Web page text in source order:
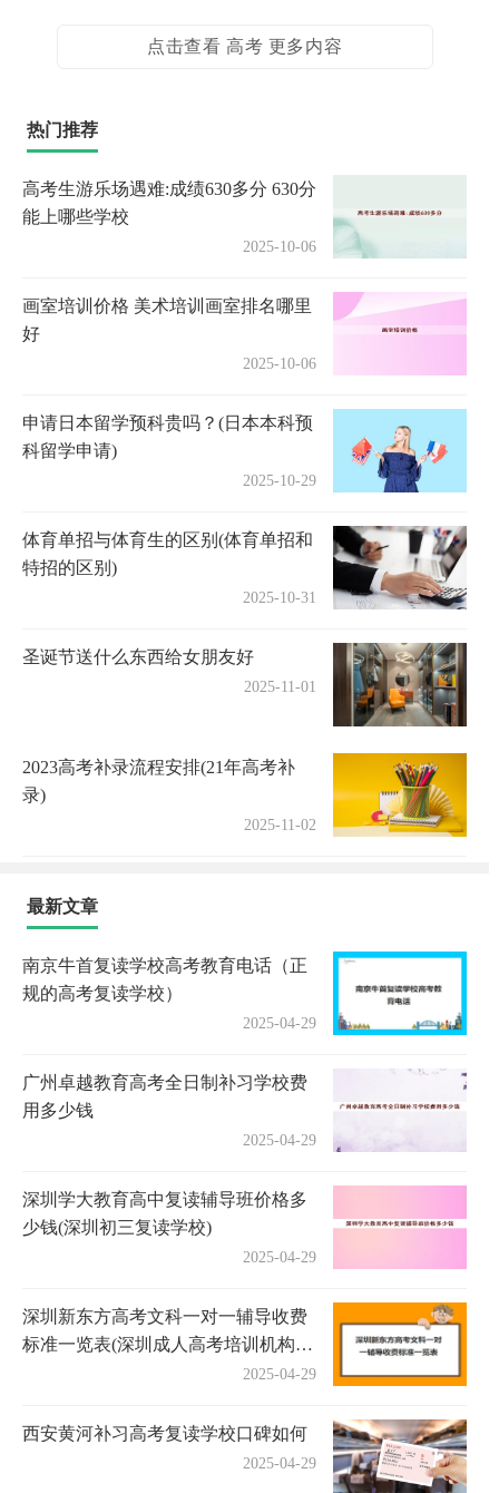
点击查看 高考 更多内容
热门推荐
高考生游乐场遇难:成绩630多分 630分
能上哪些学校
2025-10-06
画室培训价格 美术培训画室排名哪里
好
2025-10-06
申请日本留学预科贵吗？(日本本科预
科留学申请)
2025-10-29
体育单招与体育生的区别(体育单招和
特招的区别)
2025-10-31
圣诞节送什么东西给女朋友好
2025-11-01
2023高考补录流程安排(21年高考补
录)
2025-11-02
最新文章
南京牛首复读学校高考教育电话（正
规的高考复读学校）
2025-04-29
广州卓越教育高考全日制补习学校费
用多少钱
2025-04-29
深圳学大教育高中复读辅导班价格多
少钱(深圳初三复读学校)
2025-04-29
深圳新东方高考文科一对一辅导收费
标准一览表(深圳成人高考培训机构有
2025-04-29
西安黄河补习高考复读学校口碑如何
2025-04-29